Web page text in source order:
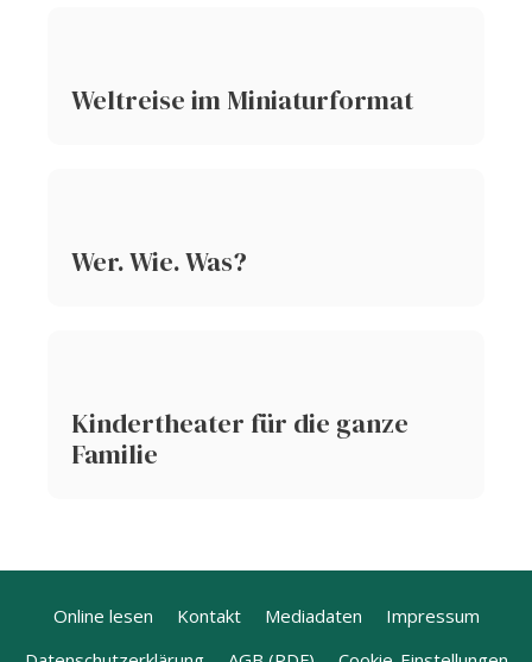
Weltreise im Miniaturformat
Wer. Wie. Was?
Kindertheater für die ganze
Familie
Online lesen Kontakt Mediadaten
Impressum